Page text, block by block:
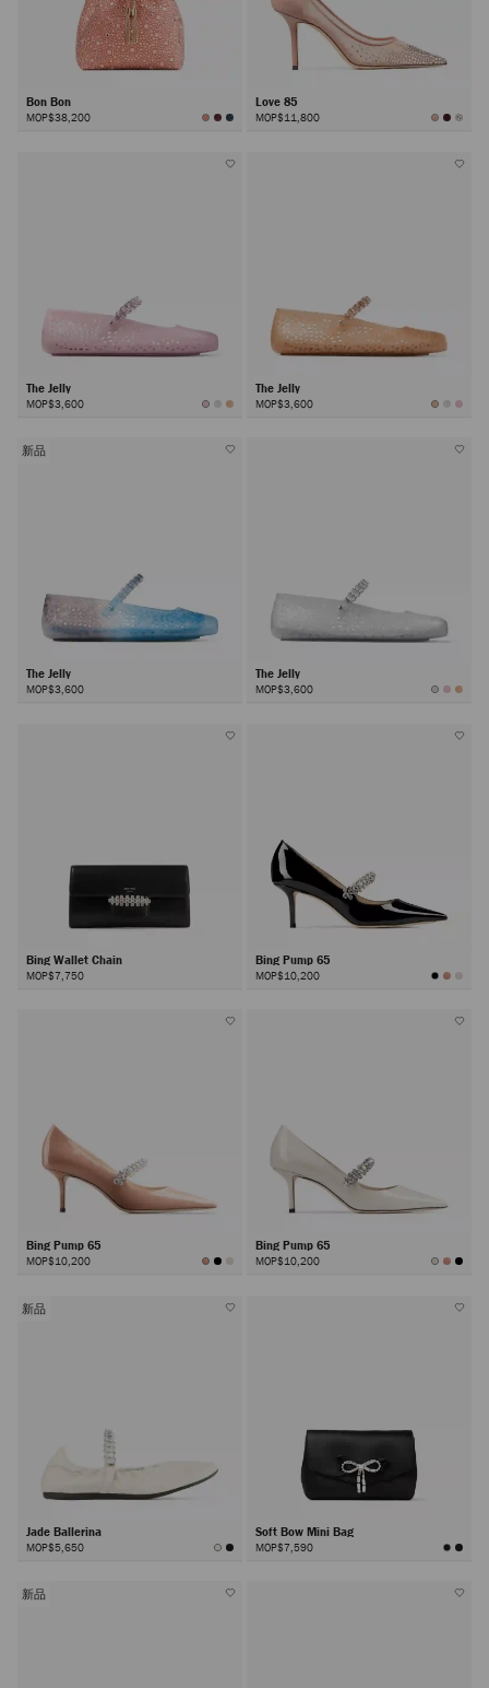
Bon Bon
MOP$38,200
Love 85
MOP$11,800
The Jelly
MOP$3,600
The Jelly
MOP$3,600
新品
The Jelly
MOP$3,600
The Jelly
MOP$3,600
Bing Wallet Chain
MOP$7,750
Bing Pump 65
MOP$10,200
Bing Pump 65
MOP$10,200
Bing Pump 65
MOP$10,200
新品
Jade Ballerina
MOP$5,650
Soft Bow Mini Bag
MOP$7,590
新品